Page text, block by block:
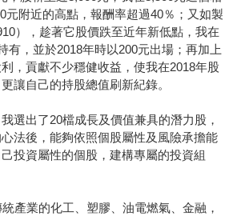
元附近的高點，報酬率超過40％；又如製
），趁著它股價跌至近年新低點，我在
有，並於2018年時以200元出場；再加上
，貢獻不少穩健收益，使我在2018年股
讓自己的持股總值刷新紀錄。
選出了20檔成長及價值兼具的潛力股，
法後，能夠依照個股屬性及風險承擔能
投資屬性的個股，建構專屬的投資組
產業的化工、塑膠、油電燃氣、金融，